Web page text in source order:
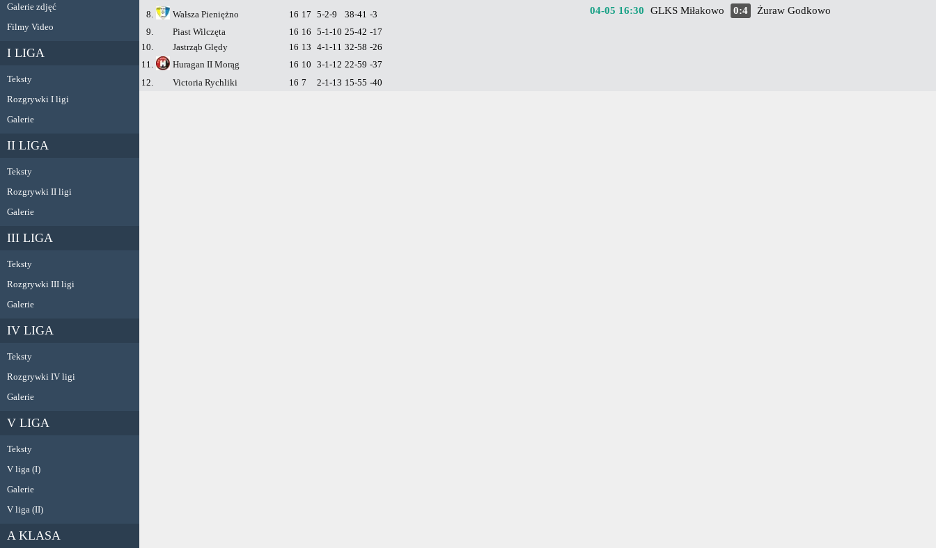
Galerie zdjęć
Filmy Video
I LIGA
Teksty
Rozgrywki I ligi
Galerie
II LIGA
Teksty
Rozgrywki II ligi
Galerie
III LIGA
Teksty
Rozgrywki III ligi
Galerie
IV LIGA
Teksty
Rozgrywki IV ligi
Galerie
V LIGA
Teksty
V liga (I)
Galerie
V liga (II)
A KLASA
8.
Wałsza Pieniężno 16 17 5-2-9 38-41 -3
9.
Piast Wilczęta 16 16 5-1-10 25-42 -17
10.
Jastrząb Ględy 16 13 4-1-11 32-58 -26
11.
Huragan II Morąg 16 10 3-1-12 22-59 -37
12.
Victoria Rychliki 16 7 2-1-13 15-55 -40
04-05 16:30
GLKS Miłakowo 0:4 Żuraw Godkowo